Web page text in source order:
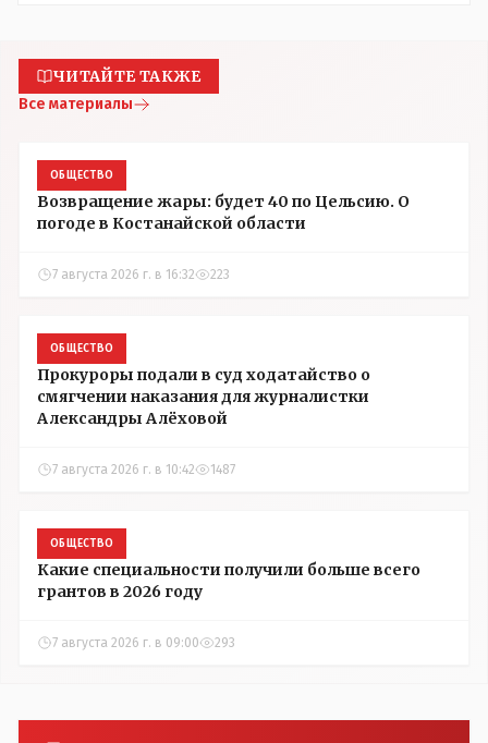
ЧИТАЙТЕ ТАКЖЕ
Все материалы
ОБЩЕСТВО
Возвращение жары: будет 40 по Цельсию. О
погоде в Костанайской области
7 августа 2026 г. в 16:32 223
ОБЩЕСТВО
Прокуроры подали в суд ходатайство о
смягчении наказания для журналистки
Александры Алёховой
7 августа 2026 г. в 10:42 1487
ОБЩЕСТВО
Какие специальности получили больше всего
грантов в 2026 году
7 августа 2026 г. в 09:00 293